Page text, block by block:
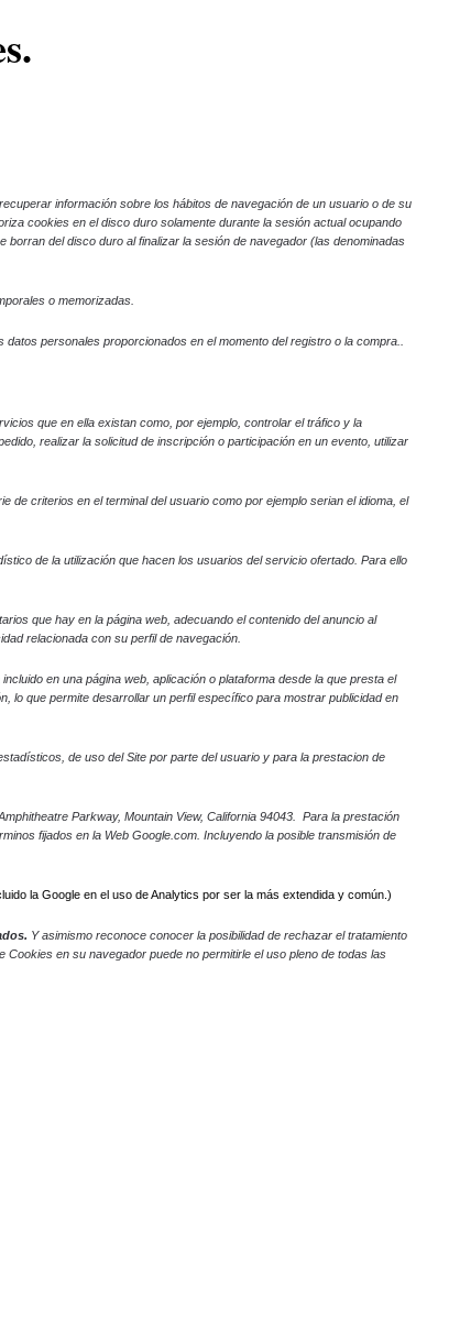
información sobre los hábitos de navegación de un usuario o de su
cookies en el disco duro solamente durante la sesión actual ocupando
del disco duro al finalizar la sesión de navegador (las denominadas
o memorizadas.
personales proporcionados en el momento del registro o la compra..
que en ella existan como, por ejemplo, controlar el tráfico y la
realizar la solicitud de inscripción o participación en un evento, utilizar
criterios en el terminal del usuario como por ejemplo serian el idioma, el
de la utilización que hacen los usuarios del servicio ofertado. Para ello
que hay en la página web, adecuando el contenido del anuncio al
relacionada con su perfil de navegación.
en una página web, aplicación o plataforma desde la que presta el
lo que permite desarrollar un perfil específico para mostrar publicidad en
de uso del Site por parte del usuario y para la prestacion de
Parkway, Mountain View, California 94043. Para la prestación
fijados en la Web Google.com. Incluyendo la posible transmisión de
la Google en el uso de Analytics por ser la más extendida y común.)
Y asimismo reconoce conocer la posibilidad de rechazar el tratamiento
en su navegador puede no permitirle el uso pleno de todas las